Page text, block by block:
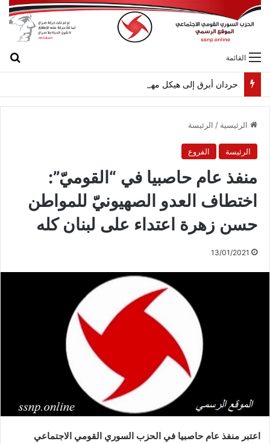
القائمة
حردان أبرق إلى هيكل مهنئاً بمناسبة عيد الجيش
الرئيسية / الرئيسة
الرئيسة الفروع
منفذ عام حاصبيا في “القوميّ”:
اختطاف العدو الصهيونيّ للمواطن
حسن زهرة اعتداء على لبنان كله
13/01/2021
اعتبر منفذ عام حاصبيا في الحزب السوري القومي الاجتماعي